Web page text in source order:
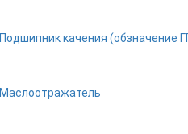
Подшипник качения (обзначение
Маслоотражатель